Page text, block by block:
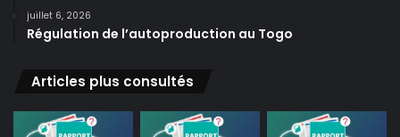
juillet 6, 2026
Régulation de l’autoproduction au Togo
Articles plus consultés